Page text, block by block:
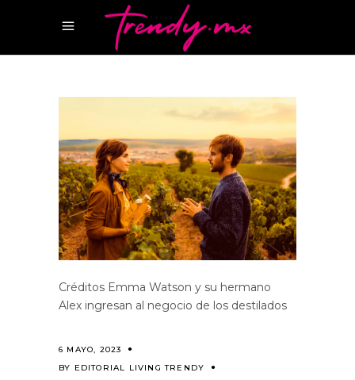
Créditos Emma Watson y su hermano
Alex ingresan al negocio de los destilados
6 MAYO, 2023
BY EDITORIAL LIVING TRENDY